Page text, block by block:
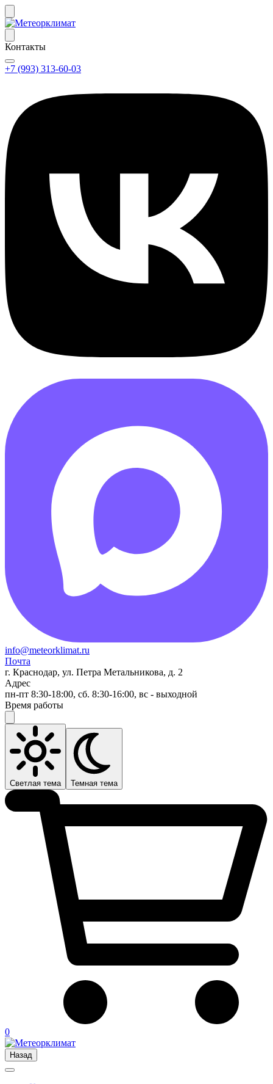
Контакты
+7 (993) 313-60-03
info@meteorklimat.ru
Почта
г. Краснодар, ул. Петра Метальникова, д. 2
Адрес
пн-пт 8:30-18:00, сб. 8:30-16:00, вс - выходной
Время работы
Светлая тема Темная тема
0
Назад